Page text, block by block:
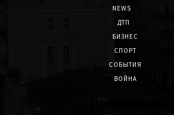
NEWS
ДТП
БИЗНЕС
СПОРТ
СОБЫТИЯ
ВОЙНА